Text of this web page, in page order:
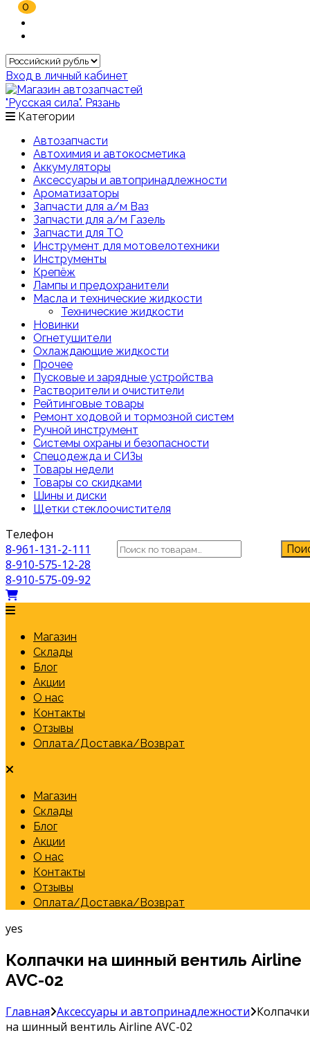
Вход в личный кабинет
Категории
Автозапчасти
Автохимия и автокосметика
Аккумуляторы
Аксессуары и автопринадлежности
Ароматизаторы
Запчасти для а/м Ваз
Запчасти для а/м Газель
Запчасти для ТО
Инструмент для мотовелотехники
Инструменты
Крепёж
Лампы и предохранители
Масла и технические жидкости
Технические жидкости
Новинки
Огнетушители
Охлаждающие жидкости
Прочее
Пусковые и зарядные устройства
Растворители и очистители
Рейтинговые товары
Ремонт ходовой и тормозной систем
Ручной инструмент
Системы охраны и безопасности
Спецодежда и СИЗы
Товары недели
Товары со скидками
Шины и диски
Щетки стеклоочистителя
Искать:
Телефон
8-961-131-2-111
8-910-575-12-28
8-910-575-09-92
0
Магазин
Склады
Блог
Акции
О нас
Контакты
Отзывы
Оплата/Доставка/Возврат
Магазин
Склады
Блог
Акции
О нас
Контакты
Отзывы
Оплата/Доставка/Возврат
yes
Колпачки на шинный вентиль Airline
AVC-02
Главная Аксессуары и автопринадлежности Колпачки
на шинный вентиль Airline AVC-02